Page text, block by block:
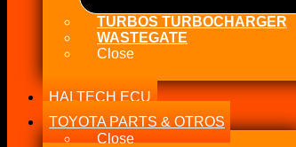
TURBOS TURBOCHARGER
WASTEGATE
Close
HALTECH ECU
TOYOTA PARTS & OTROS
Close